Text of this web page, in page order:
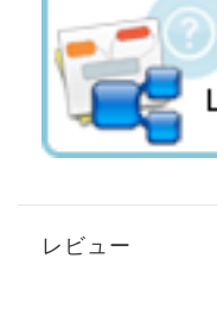
レビュー